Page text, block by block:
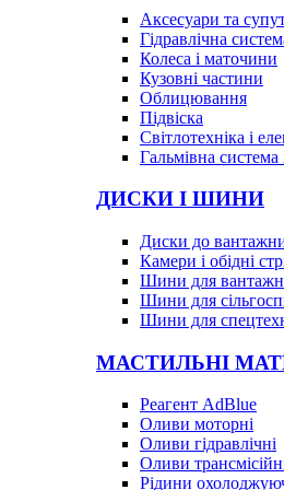
Аксесуари та
Гідравлічна
Колеса і маточини
Кузовні частини
Облицювання
Підвіска
Світлотехніка і
Гальмівна система
ДИСКИ І ШИНИ
Диски до
Камери і обідні
Шини для
Шини для
Шини для
МАСТИЛЬНІ
Реагент AdBlue
Оливи моторні
Оливи гідравлічні
Оливи
Рідини